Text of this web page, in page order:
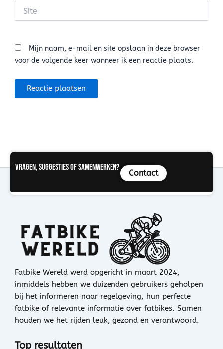
Mijn naam, e-mail en site opslaan in deze browser
voor de volgende keer wanneer ik een reactie plaats.
Vragen, suggesties of samenwerken?
Contact
Fatbike Wereld werd opgericht in maart 2024,
inmiddels hebben we duizenden gebruikers geholpen
bij het informeren naar regelgeving, hun perfecte
fatbike of relevante informatie over fatbikes. Samen
houden we het rijden leuk, gezond en verantwoord.
Top resultaten